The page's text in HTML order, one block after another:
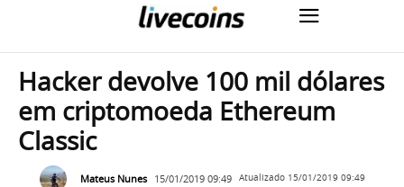
Hacker devolve 100 mil dólares
em criptomoeda Ethereum
Classic
Mateus Nunes 15/01/2019 09:49 Atualizado 15/01/2019 09:49